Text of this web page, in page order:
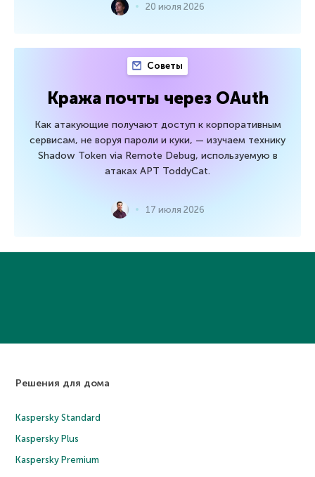
20 июля 2026
Советы
Кража почты через OAuth
Как атакующие получают доступ к корпоративным
сервисам, не воруя пароли и куки, — изучаем технику
Shadow Token via Remote Debug, используемую в
атаках APT ToddyCat.
17 июля 2026
Решения для дома
Kaspersky Standard
Kaspersky Plus
Kaspersky Premium